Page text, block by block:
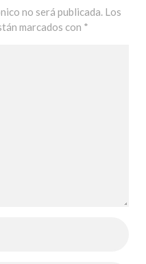
no será publicada. Los
marcados con *